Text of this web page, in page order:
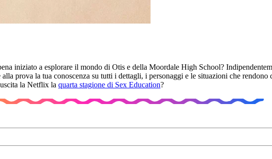
iniziato a esplorare il mondo di Otis e della Moordale High School?
prova la tua conoscenza su tutti i dettagli, i personaggi e le situazioni che
la Netflix la quarta stagione di Sex Education?